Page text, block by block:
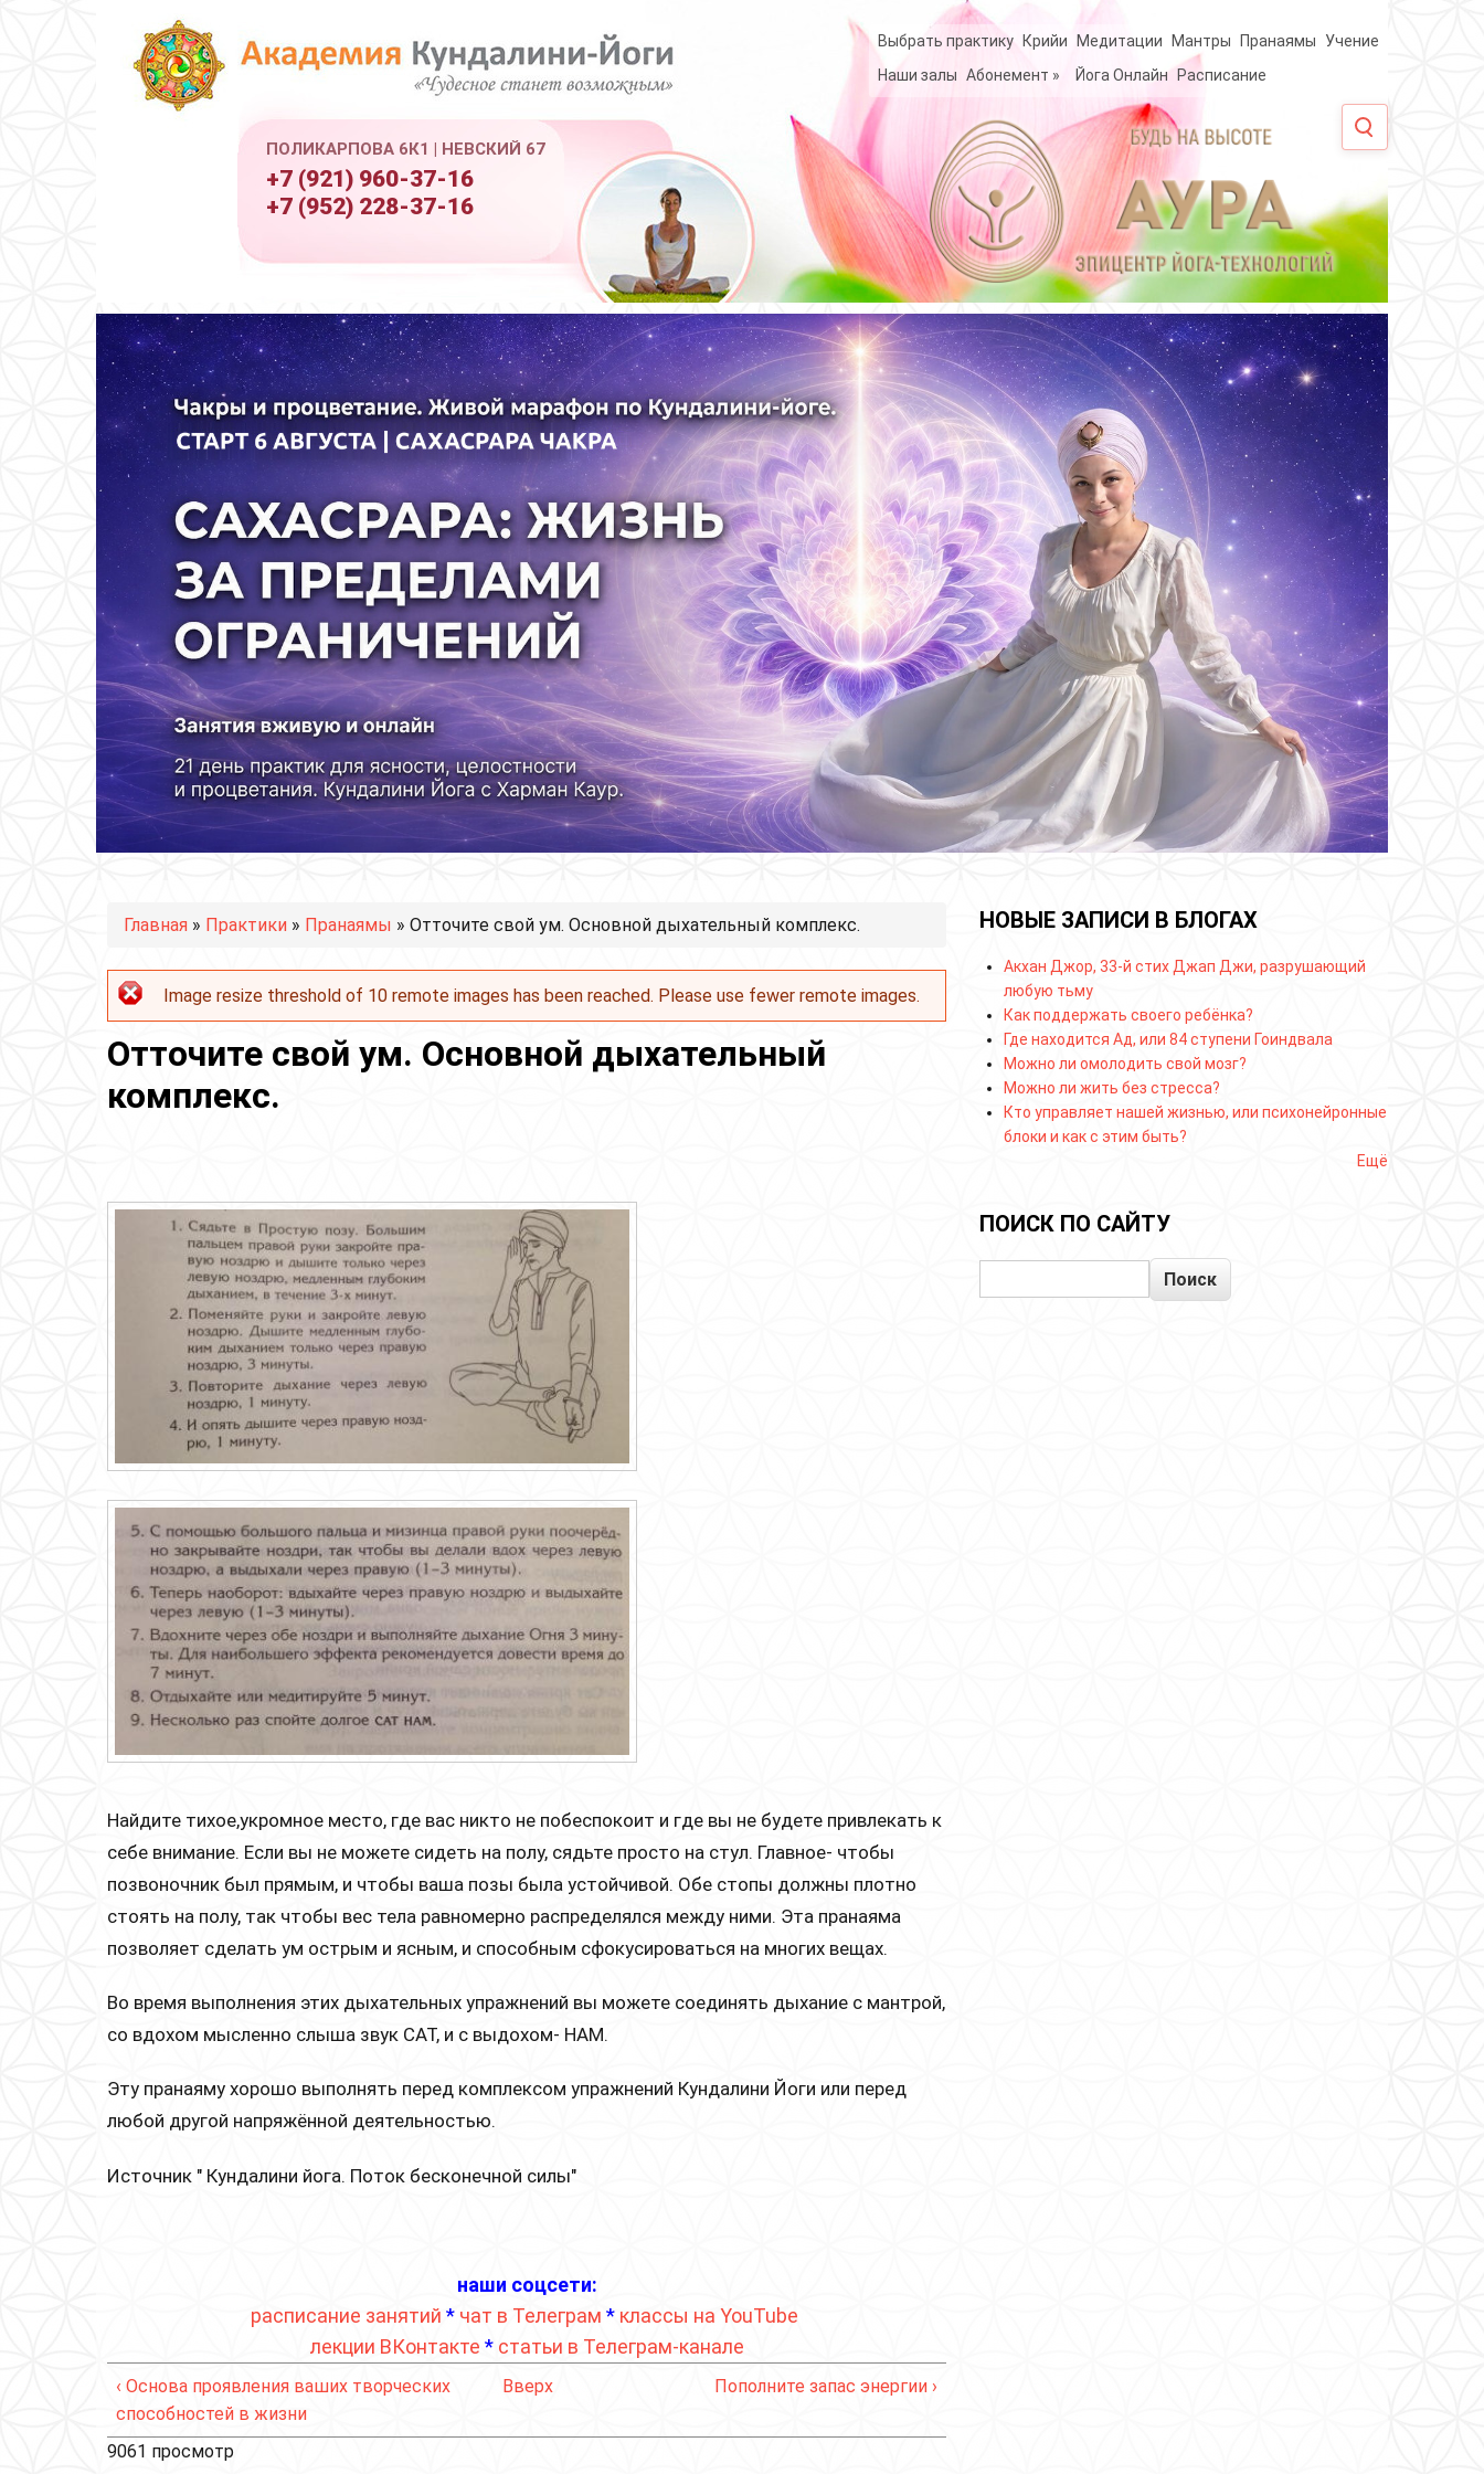
ПОЛИКАРПОВА 6К1 | НЕВСКИЙ 67
+7 (921) 960-37-16
+7 (952) 228-37-16
Выбрать практику Крийи Медитации Мантры Пранаямы
Учение
Наши залы Абонемент » Йога Онлайн Расписание
Вы здесь
Главная » Практики » Пранаямы » Отточите свой ум. Основной дыхательный комплекс.
Сообщение об ошибке
Image resize threshold of 10 remote images has been reached. Please use fewer remote images.
Отточите свой ум. Основной дыхательный
комплекс.
Найдите тихое,укромное место, где вас никто не побеспокоит и где вы не будете привлекать к
себе внимание. Если вы не можете сидеть на полу, сядьте просто на стул. Главное- чтобы
позвоночник был прямым, и чтобы ваша позы была устойчивой. Обе стопы должны плотно
стоять на полу, так чтобы вес тела равномерно распределялся между ними. Эта пранаяма
позволяет сделать ум острым и ясным, и способным сфокусироваться на многих вещах.
Во время выполнения этих дыхательных упражнений вы можете соединять дыхание с мантрой,
со вдохом мысленно слыша звук САТ, и с выдохом- НАМ.
Эту пранаяму хорошо выполнять перед комплексом упражнений Кундалини Йоги или перед
любой другой напряжённой деятельностью.
Источник " Кундалини йога. Поток бесконечной силы"
наши соцсети:
расписание занятий * чат в Телеграм * классы на YouTube
лекции ВКонтакте * статьи в Телеграм-канале
‹ Основа проявления ваших творческих
способностей в жизни
Вверх Пополните запас энергии ›
9061 просмотр
НОВЫЕ ЗАПИСИ В БЛОГАХ
Акхан Джор, 33-й стих Джап Джи, разрушающий
любую тьму
Как поддержать своего ребёнка?
Где находится Ад, или 84 ступени Гоиндвала
Можно ли омолодить свой мозг?
Можно ли жить без стресса?
Кто управляет нашей жизнью, или психонейронные
блоки и как с этим быть?
Ещё
ПОИСК ПО САЙТУ